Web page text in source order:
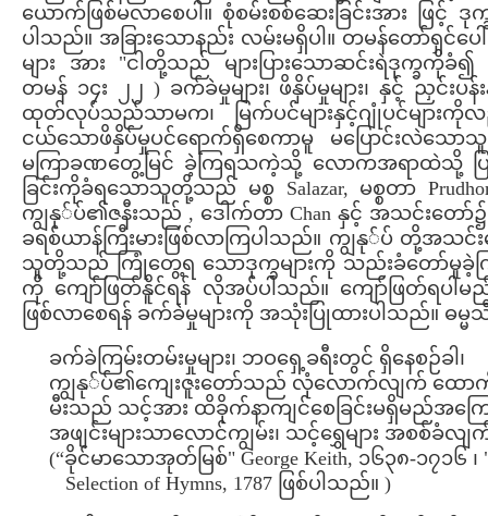
ယောက်ဖြစ်မလာစေပါ။ စုံစမ်းစစ်ဆေးခြင်းအား ဖြ
ပါသည်။ အခြားသောနည်း လမ်းမရှိပါ။ တမန်တော်ရှ
များ အား "ငါတို့သည် များပြားသောဆင်းရဲဒုက္
တမန် ၁၄း ၂၂ ) ခက်ခဲမှုများ၊ ဖိနှိပ်မှုများ၊ နှင့် ညှင်း
ထုတ်လုပ်သည်သာမက၊ မြက်ပင်များနှင့်ဂျုံပင်များကိုလ
ငယ်သောဖိနှိပ်မှုပင်ရောက်ရှိစေကာမူ မပြောင်းလဲသ
မကြာခဏတွေ့မြင် ခဲ့ကြရသကဲ့သို့ လောကအရာထဲသို့ ပြ
ခြင်းကိုခံရသောသူတို့သည် မစ္စ Salazar, မစ္စတာ
ကျွနု်ပ်၏ဇနီးသည် , ဒေါက်တာ Chan နှင့် အသင်းတေ
ခရစ်ယာန်ကြီးမားဖြစ်လာကြပါသည်။ ကျွနု်ပ် တို့အသ
သူတို့သည် ကြုံတွေ့ရ သောဒုက္ခများကို သည်းခံတော်မူ
ကို ကျော်ဖြတ်နိူင်ရန် လိုအပ်ပါသည်။ ကျော်ဖြတ်ရပါမ
ဖြစ်လာစေရန် ခက်ခဲမှုများကို အသုံးပြုထားပါသည်။ ဓ
ခက်ခဲကြမ်းတမ်းမှုများ၊ ဘဝရှေ့ခရီးတွင် ရှိနေစဉ်ခါ၊
ကျွနု်ပ်၏ကျေးဇူးတော်သည် လုံလောက်လျက် ထောက်
မီးသည် သင့်အား ထိခိုက်နာကျင်စေခြင်းမရှိမည်အကြေ
အဖျင်းများသာလောင်ကျွမ်း၊ သင့်ရွှေများ အစစ်ခံလ
(“ခိုင်မာသောအုတ်မြစ်" George Keith, ၁၆၃၈-၁၇၁၆ ၊
Selection of Hymns, 1787 ဖြစ်ပါသည်။ )